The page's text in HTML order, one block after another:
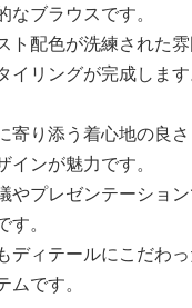
ブラウスです。
ト配色が洗練された
イリングが完成します
寄り添う着心地の良
ンが魅力です。
やプレゼンテーショ
。
ディテールにこだわ
です。